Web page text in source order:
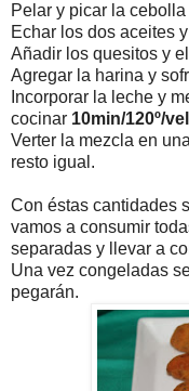
Pelar y picar la cebolla
Echar los dos aceites
Añadir los quesitos y
Agregar la harina y
Incorporar la leche y
cocinar 10min/120º/
Verter la mezcla en
resto igual.
Con éstas cantidades
vamos a consumir
separadas y llevar a
Una vez congeladas
pegarán.